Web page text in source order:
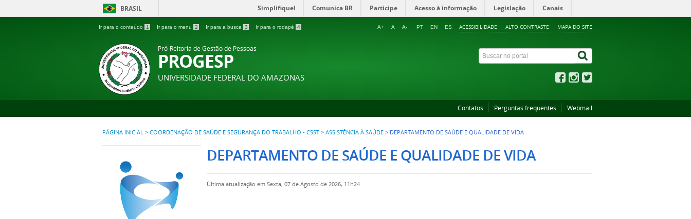
BRASIL Simplifique! Comunica BR Participe Acesso à informação Legislação Canais
Ir para o conteúdo 1 Ir para o menu 2 Ir para a busca 3 Ir para o rodapé 4 ACESSIBILIDADE ALTO CONTRASTE MAPA DO SITE
A+ A A- PT EN ES
Pró-Reitoria de Gestão de Pessoas
PROGESP
UNIVERSIDADE FEDERAL DO AMAZONAS
Contatos Perguntas frequentes Webmail
PÁGINA INICIAL > COORDENAÇÃO DE SAÚDE E SEGURANÇA DO TRABALHO - CSST > ASSISTÊNCIA À SAÚDE > DEPARTAMENTO DE SAÚDE E QUALIDADE DE VIDA
DEPARTAMENTO DE SAÚDE E QUALIDADE DE VIDA
Última atualização em Sexta, 07 de Agosto de 2026, 11h24